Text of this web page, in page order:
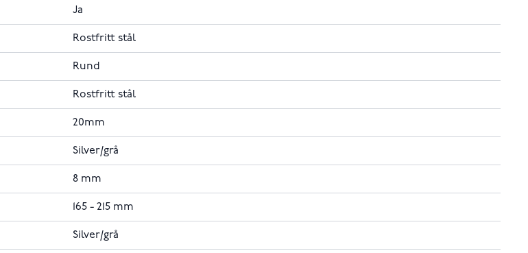
Ja
Rostfritt stål
Rund
Rostfritt stål
20mm
Silver/grå
8 mm
165 - 215 mm
Silver/grå